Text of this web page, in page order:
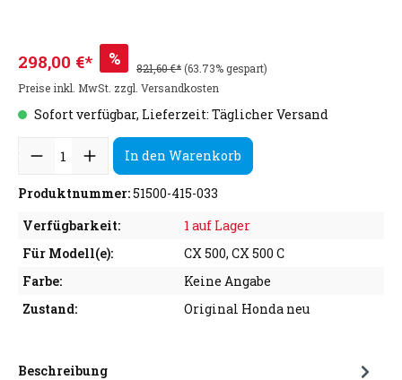
298,00 €* % 821,60 €*(63.73% gespart)
Preise inkl. MwSt. zzgl. Versandkosten
Sofort verfügbar, Lieferzeit: Täglicher Versand
In den Warenkorb
Produktnummer:51500-415-033
Verfügbarkeit:
1 auf Lager
Für Modell(e):
CX 500, CX 500 C
Farbe:
Keine Angabe
Zustand:
Original Honda neu
Beschreibung